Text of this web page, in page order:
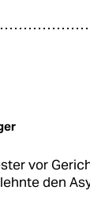
vor
den